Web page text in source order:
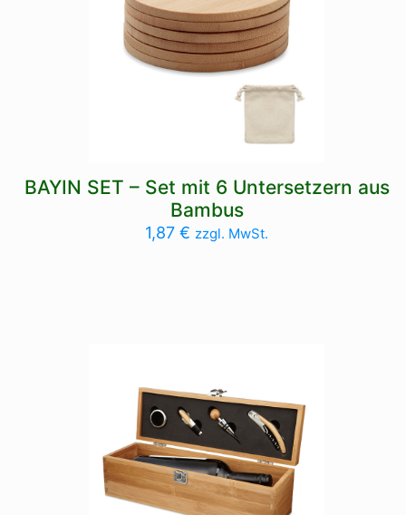
BAYIN SET – Set mit 6 Untersetzern aus
Bambus
1,87€ zzgl. MwSt.